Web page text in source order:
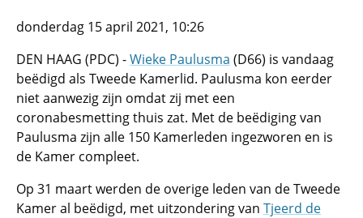
donderdag 15 april 2021, 10:26
DEN HAAG (PDC) -Wieke Paulusma (D66) is vandaag
beëdigd als Tweede Kamerlid. Paulusma kon eerder
niet aanwezig zijn omdat zij met een
coronabesmetting thuis zat. Met de beëdiging van
Paulusma zijn alle 150 Kamerleden ingezworen en is
de Kamer compleet.
Op 31 maart werden de overige leden van de Tweede
Kamer al beëdigd, met uitzondering van Tjeerd de